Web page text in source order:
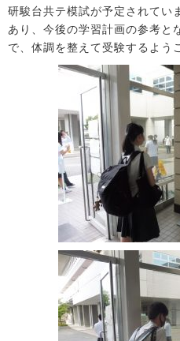
研駿台共テ模試が予定されて
あり、今後の学習計画の参考と
で、体調を整えて受験するよう